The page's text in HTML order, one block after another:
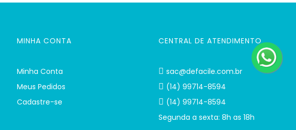
MINHA CONTA
Minha Conta
Meus Pedidos
Cadastre-se
CENTRAL DE ATENDIMENTO
sac@defacile.com.br
(14) 99714-8594
(14) 99714-8594
Segunda a sexta: 8h as 18h